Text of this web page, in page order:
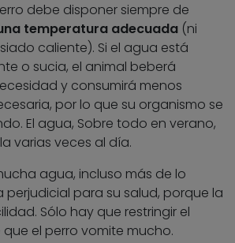
debe disponer siempre de
temperatura adecuada (ni
caliente). Si el agua está
o sucia, el animal beberá
y consumirá menos
por lo que su organismo se
El agua, Sobre todo en verano,
varias veces al día.
agua, incluso más de lo
perjudicial para su salud, porque la
Sólo hay que restringir el
el perro vomite mucho.